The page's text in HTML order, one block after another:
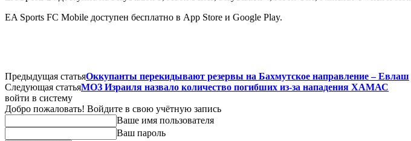
EA Sports FC Mobile доступен бесплатно в App Store и Google Play.
Предыдущая статьяОккупанты перекидывают резервы на Бахмутское направление – Евлаш
Следующая статьяМОЗ Израиля назвало количество погибших из-за нападения ХАМАС
войти в систему
Добро пожаловать! Войдите в свою учётную запись
Ваше имя пользователя
Ваш пароль